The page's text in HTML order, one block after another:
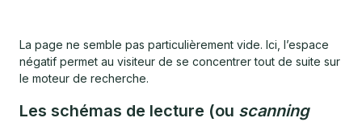
La page ne semble pas particulièrement vide. Ici, l’espace
négatif permet au visiteur de se concentrer tout de suite sur
le moteur de recherche.
Les schémas de lecture (ou scanning